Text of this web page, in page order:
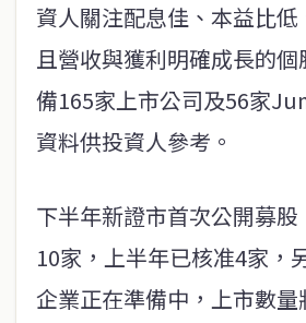
資人關注配息佳、本益比
且營收與獲利明確成長的
備165家上市公司及56家
資料供投資人參考。
下半年新證市首次公開募
10家，上半年已核准4家，
企業正在準備中，上市數